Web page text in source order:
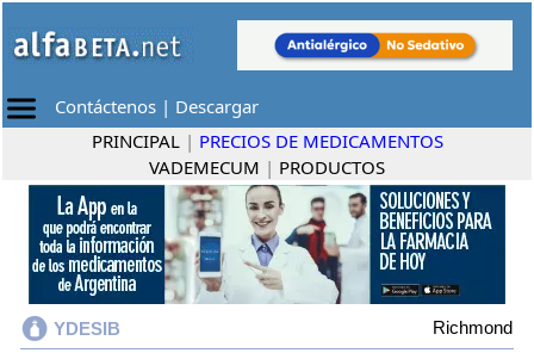
Contáctenos | Descargar
PRINCIPAL | PRECIOS DE MEDICAMENTOS
VADEMECUM | PRODUCTOS
YDESIB
Richmond